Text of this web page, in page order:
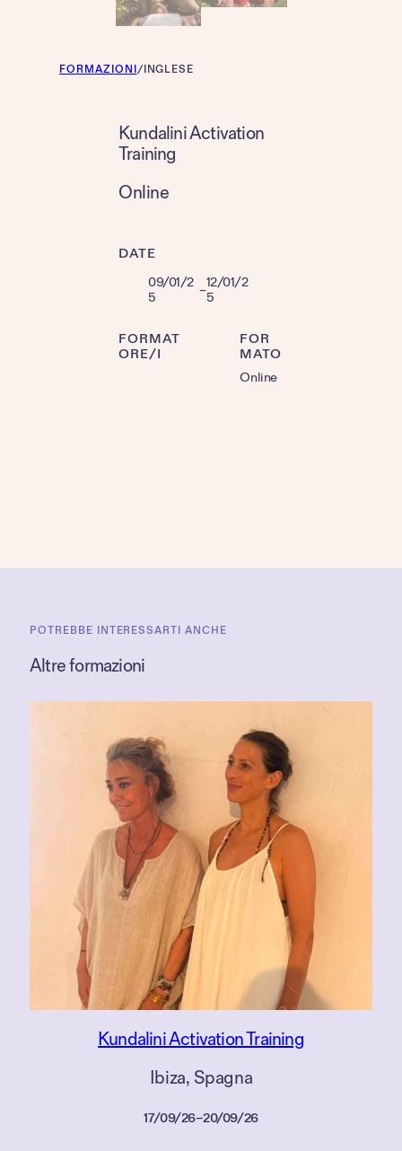
FORMAZIONI/INGLESE
Kundalini Activation
Training
Online
DATE
09/01/2
5
–12/01/2
5
FORMAT
ORE/I
FOR
MATO
Online
POTREBBE INTERESSARTI ANCHE
Altre formazioni
Kundalini Activation Training
Ibiza, Spagna
17/09/26–20/09/26